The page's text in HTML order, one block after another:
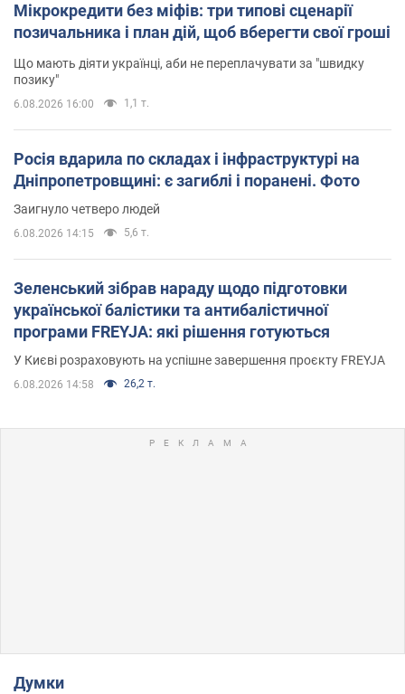
Мікрокредити без міфів: три типові сценарії
позичальника і план дій, щоб вберегти свої гроші
Що мають діяти українці, аби не переплачувати за "швидку
позику"
6.08.2026 16:00 1,1 т.
Росія вдарила по складах і інфраструктурі на
Дніпропетровщині: є загиблі і поранені. Фото
Заигнуло четверо людей
6.08.2026 14:15 5,6 т.
Зеленський зібрав нараду щодо підготовки
української балістики та антибалістичної
програми FREYJA: які рішення готуються
У Києві розраховують на успішне завершення проєкту FREYJA
6.08.2026 14:58 26,2 т.
Думки